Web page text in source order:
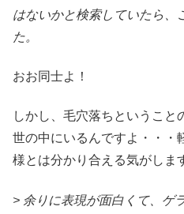
はないかと検索していたら、
た。
おお同士よ！
しかし、毛穴落ちということ
世の中にいるんですよ・・・
様とは分かり合える気がしま
> 余りに表現が面白くて、ゲ